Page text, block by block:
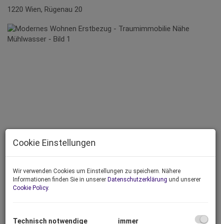
1220 Wien, Rügenau 20
Cookie Einstellungen
Wir verwenden Cookies um Einstellungen zu speichern. Nähere
Informationen finden Sie in unserer Datenschutzerklärung und unserer
Cookie Policy.
Technisch notwendige
immer